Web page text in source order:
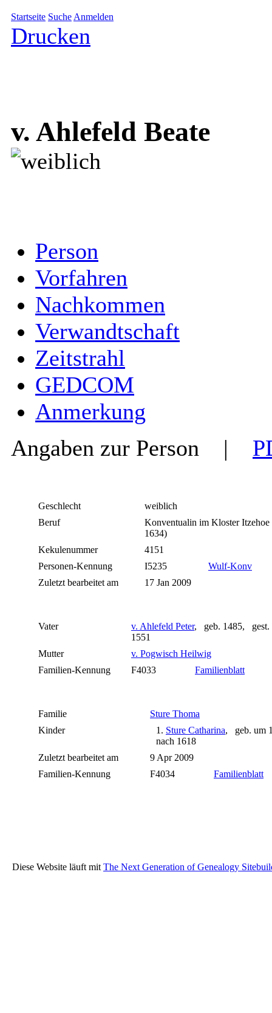
Startseite Suche Anmelden
Drucken
v. Ahlefeld Beate
Person
Vorfahren
Nachkommen
Verwandtschaft
Zeitstrahl
GEDCOM
Anmerkung
Angaben zur Person |
Geschlecht
weiblich
Beruf
Konventualin im Kloster Itzehoe
1634)
Kekulenummer
4151
Personen-Kennung
I5235
Wulf-Konv
Zuletzt bearbeitet am
17 Jan 2009
Vater v. Ahlefeld Peter, geb. 1485, gest.
1551
Mutter
v. Pogwisch Heilwig
Familien-Kennung
F4033 Familienblatt
Familie
Sture Thoma
Kinder
1. Sture Catharina, geb. um
nach 1618
Zuletzt bearbeitet am
9 Apr 2009
Familien-Kennung
F4034 Familienblatt
Diese Website läuft mit The Next Generation of Genealogy